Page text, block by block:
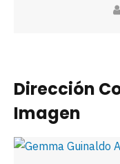
Dirección
Imagen